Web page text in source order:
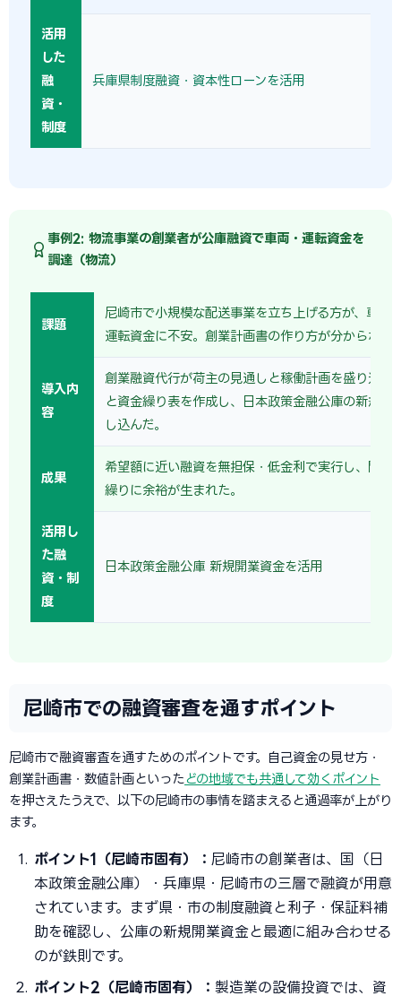
活用
した
融
資・
制度
兵庫県制度融資・資本性ローンを活用
事例2: 物流事業の創業者が公庫融資で車両・運転資金を
調達（物流）
課題
尼崎市で小規模な配送事業を立ち上げる方が、車両
運転資金に不安。創業計画書の作り方が分からなか
導入内
容
創業融資代行が荷主の見通しと稼働計画を盛り込ん
と資金繰り表を作成し、日本政策金融公庫の新規開
し込んだ。
成果
希望額に近い融資を無担保・低金利で実行し、開業
繰りに余裕が生まれた。
活用し
た融
資・制
度
日本政策金融公庫 新規開業資金を活用
尼崎市での融資審査を通すポイント
尼崎市で融資審査を通すためのポイントです。自己資金の見せ方・
創業計画書・数値計画といった どの地域でも共通して効くポイント
を押さえたうえで、以下の尼崎市の事情を踏まえると通過率が上がり
ます。
ポイント1（尼崎市固有）： 尼崎市の創業者は、国（日
本政策金融公庫）・兵庫県・尼崎市の三層で融資が用意
されています。まず県・市の制度融資と利子・保証料補
助を確認し、公庫の新規開業資金と最適に組み合わせる
のが鉄則です。
ポイント2（尼崎市固有）： 製造業の設備投資では、資